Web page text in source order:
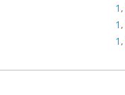
1,
1,
1,